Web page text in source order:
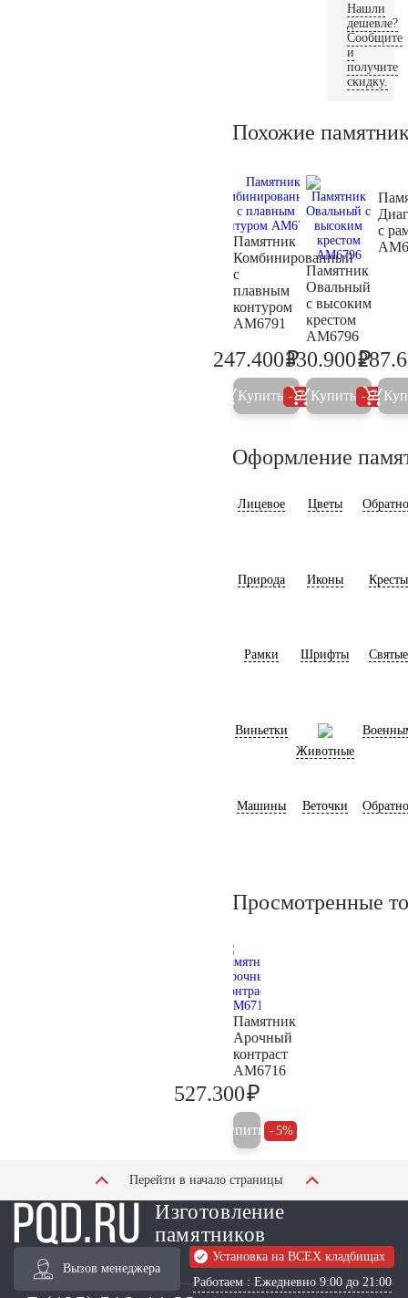
Нашли
дешевле?
Сообщите
и
получите
скидку.
Похожие
Памятник
Комбинированный
с
плавным
контуром
AM6791
260.400
247.400₽
Купить 5%
Памятник
Овальный
с высоким
крестом
AM6796
330.900₽
Купить 5%
с
Оформление
Лицевое Цветы
Природа Иконы Кресты
Рамки Шрифты Святые
Виньетки
Животные
Машины Веточки
Просмотренные
Памятник
Арочный
контраст
AM6716
527.300₽
Купить 5%
Перейти в начало страницы
Изготовление
памятников
Вызов менеджера
Установка на ВСЕХ кладбищах
Работаем : Ежедневно 9:00 до 21:00